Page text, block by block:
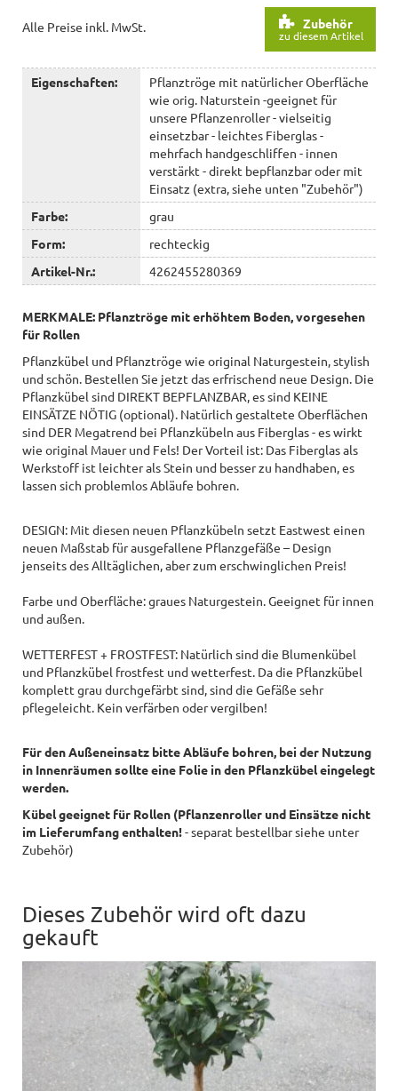
Zubehör
zu diesem Artikel
Alle Preise inkl. MwSt.
Eigenschaften:
Pflanztröge mit natürlicher Oberfläche
wie orig. Naturstein -geeignet für
unsere Pflanzenroller - vielseitig
einsetzbar - leichtes Fiberglas -
mehrfach handgeschliffen - innen
verstärkt - direkt bepflanzbar oder mit
Einsatz (extra, siehe unten "Zubehör")
Farbe:
grau
Form:
rechteckig
Artikel-Nr.:
4262455280369
MERKMALE: Pflanztröge mit erhöhtem Boden, vorgesehen
für Rollen
Pflanzkübel und Pflanztröge wie original Naturgestein, stylish
und schön. Bestellen Sie jetzt das erfrischend neue Design. Die
Pflanzkübel sind DIREKT BEPFLANZBAR, es sind KEINE
EINSÄTZE NÖTIG (optional). Natürlich gestaltete Oberflächen
sind DER Megatrend bei Pflanzkübeln aus Fiberglas - es wirkt
wie original Mauer und Fels! Der Vorteil ist: Das Fiberglas als
Werkstoff ist leichter als Stein und besser zu handhaben, es
lassen sich problemlos Abläufe bohren.
DESIGN: Mit diesen neuen Pflanzkübeln setzt Eastwest einen
neuen Maßstab für ausgefallene Pflanzgefäße – Design
jenseits des Alltäglichen, aber zum erschwinglichen Preis!
Farbe und Oberfläche: graues Naturgestein. Geeignet für innen
und außen.
WETTERFEST + FROSTFEST: Natürlich sind die Blumenkübel
und Pflanzkübel frostfest und wetterfest. Da die Pflanzkübel
komplett grau durchgefärbt sind, sind die Gefäße sehr
pflegeleicht. Kein verfärben oder vergilben!
Für den Außeneinsatz bitte Abläufe bohren, bei der Nutzung
in Innenräumen sollte eine Folie in den Pflanzkübel eingelegt
werden.
Kübel geeignet für Rollen (Pflanzenroller und Einsätze nicht
im Lieferumfang enthalten!- separat bestellbar siehe unter
Zubehör)
Dieses Zubehör wird oft dazu
gekauft